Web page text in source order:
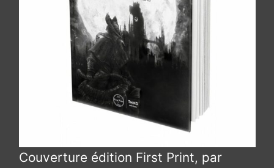
Couverture édition First Print, par